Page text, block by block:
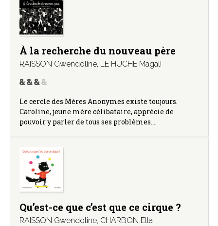
À la recherche du nouveau père
RAISSON Gwendoline, LE HUCHE Magali
Le cercle des Mères Anonymes existe toujours.
Caroline, jeune mère célibataire, apprécie de
pouvoir y parler de tous ses problèmes.…
Qu’est-ce que c’est que ce cirque ?
RAISSON Gwendoline, CHARBON Ella